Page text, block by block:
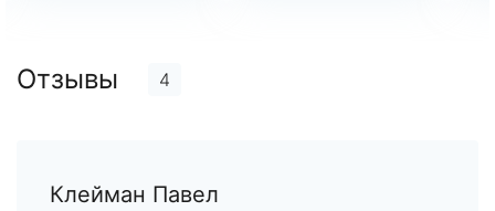
Отзывы 4
Клейман Павел